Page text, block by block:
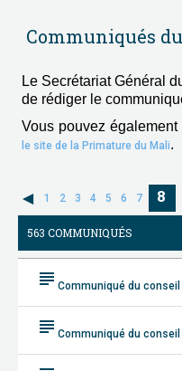
Communiqués
Le Secrétariat Général
de rédiger le
Vous pouvez
le site de la Primature du Mali.
1 2 3 4 5 6 7 8
563 COMMUNIQUÉS
subject Communiqué du
subject Communiqué du